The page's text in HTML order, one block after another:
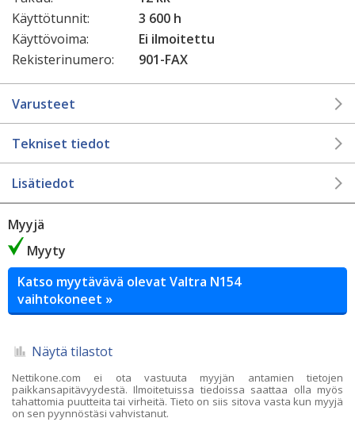
Käyttötunnit:
3 600 h
Käyttövoima:
Ei ilmoitettu
Rekisterinumero:
901-FAX
Varusteet
Tekniset tiedot
Lisätiedot
Myyjä
Myyty
Katso myytävävä olevat Valtra N154
vaihtokoneet »
Näytä tilastot
Nettikone.com ei ota vastuuta myyjän antamien tietojen
paikkansapitävyydestä. Ilmoitetuissa tiedoissa saattaa olla myös
tahattomia puutteita tai virheitä. Tieto on siis sitova vasta kun myyjä
on sen pyynnöstäsi vahvistanut.